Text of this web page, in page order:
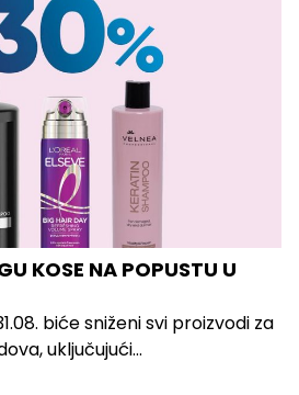
KOSE NA POPUSTU U
biće sniženi svi proizvodi za
uključujući...